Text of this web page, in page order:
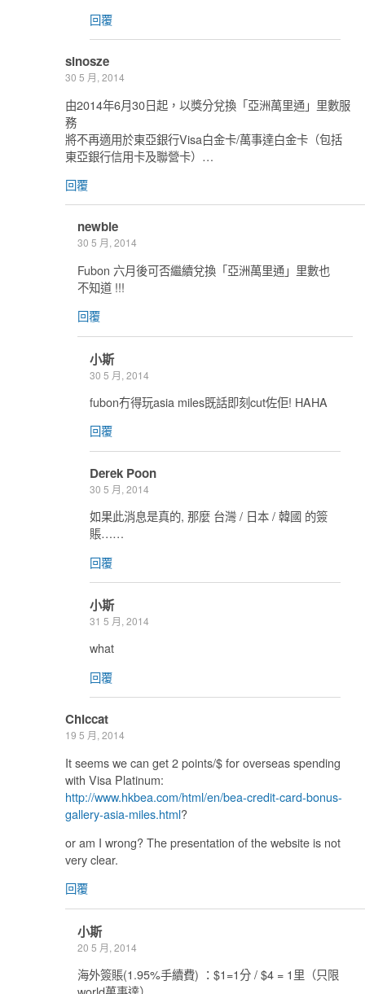
回覆
sinosze
30 5 月, 2014
由2014年6月30日起，以獎分兌換「亞洲萬里通」里數服
務
將不再適用於東亞銀行Visa白金卡/萬事達白金卡（包括
東亞銀行信用卡及聯營卡）…
回覆
newbie
30 5 月, 2014
Fubon 六月後可否繼續兌換「亞洲萬里通」里數也
不知道 !!!
回覆
小斯
30 5 月, 2014
fubon冇得玩asia miles既話即刻cut佐佢! HAHA
回覆
Derek Poon
30 5 月, 2014
如果此消息是真的, 那麼 台灣 / 日本 / 韓國 的簽
賬……
回覆
小斯
31 5 月, 2014
what
回覆
Chiccat
19 5 月, 2014
It seems we can get 2 points/$ for overseas spending
with Visa Platinum:
http://www.hkbea.com/html/en/bea-credit-card-bonus-
gallery-asia-miles.html?
or am I wrong? The presentation of the website is not
very clear.
回覆
小斯
20 5 月, 2014
海外簽賬(1.95%手續費) ：$1=1分 / $4 = 1里（只限